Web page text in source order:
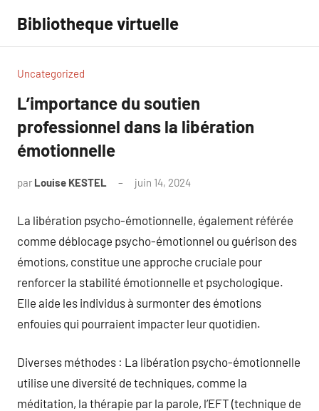
contenu
Bibliotheque virtuelle
Uncategorized
L’importance du soutien
professionnel dans la libération
émotionnelle
par Louise KESTEL juin 14, 2024
La libération psycho-émotionnelle, également référée
comme déblocage psycho-émotionnel ou guérison des
émotions, constitue une approche cruciale pour
renforcer la stabilité émotionnelle et psychologique.
Elle aide les individus à surmonter des émotions
enfouies qui pourraient impacter leur quotidien.
Diverses méthodes : La libération psycho-émotionnelle
utilise une diversité de techniques, comme la
méditation, la thérapie par la parole, l’EFT (technique de